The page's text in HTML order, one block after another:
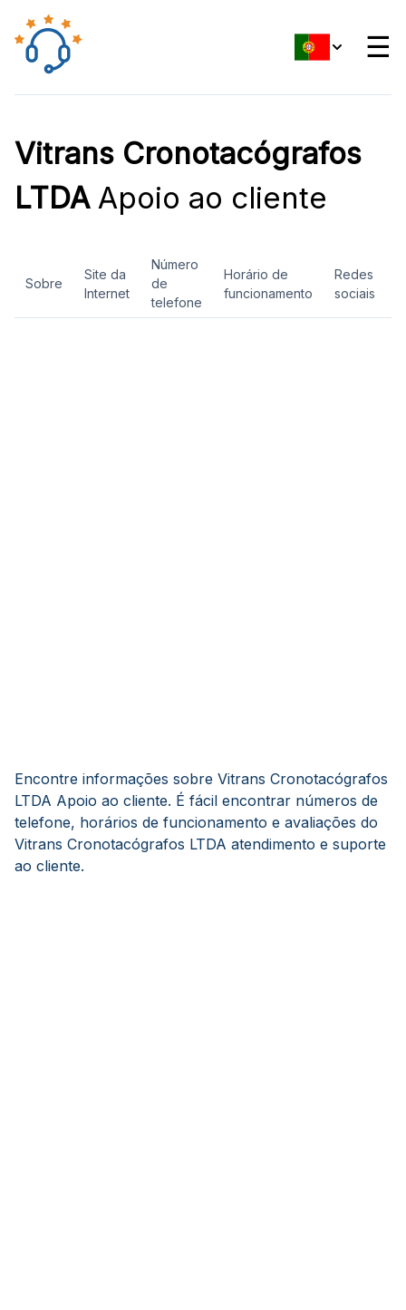
☰
Vitrans Cronotacógrafos
LTDAApoio ao cliente
Sobre
Site da
Internet
Número
de
telefone
Horário de
funcionamento
Redes
sociais
Encontre informações sobre Vitrans Cronotacógrafos
LTDA Apoio ao cliente. É fácil encontrar números de
telefone, horários de funcionamento e avaliações do
Vitrans Cronotacógrafos LTDA atendimento e suporte
ao cliente.